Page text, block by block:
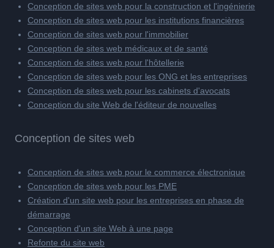
Conception de sites web pour la construction et l'ingénierie
Conception de sites web pour les institutions financières
Conception de sites web pour l'immobilier
Conception de sites web médicaux et de santé
Conception de sites web pour l'hôtellerie
Conception de sites web pour les ONG et les entreprises
Conception de sites web pour les cabinets d'avocats
Conception du site Web de l'éditeur de nouvelles
Conception de sites web
Conception de sites web pour le commerce électronique
Conception de sites web pour les PME
Création d'un site web pour les entreprises en phase de
démarrage
Conception d'un site Web à une page
Refonte du site web